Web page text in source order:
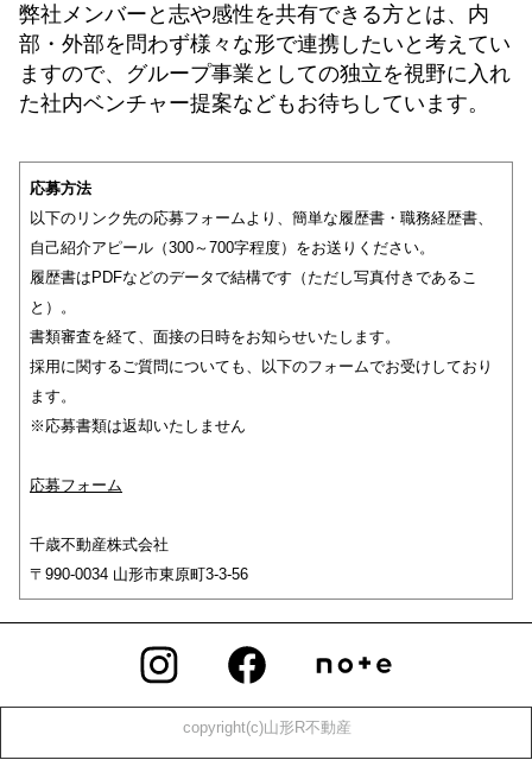
弊社メンバーと志や感性を共有できる方とは、内
部・外部を問わず様々な形で連携したいと考えてい
ますので、グループ事業としての独立を視野に入れ
た社内ベンチャー提案などもお待ちしています。
応募方法
以下のリンク先の応募フォームより、簡単な履歴書・職務経歴書、
自己紹介アピール（300～700字程度）をお送りください。
履歴書はPDFなどのデータで結構です（ただし写真付きであるこ
と）。
書類審査を経て、面接の日時をお知らせいたします。
採用に関するご質問についても、以下のフォームでお受けしており
ます。
※応募書類は返却いたしません
応募フォーム
千歳不動産株式会社
〒990-0034 山形市東原町3-3-56
copyright(c)山形R不動産